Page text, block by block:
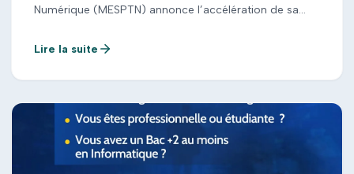
Numérique (MESPTN) annonce l’accélération de sa
Cette accélération se matérialise par l’expansion du
togolais qui vise à instaurer l’adoption de la […]
Lire la suite